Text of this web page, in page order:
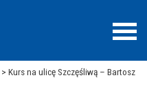
> Kurs na ulicę Szczęśliwą – Bartosz